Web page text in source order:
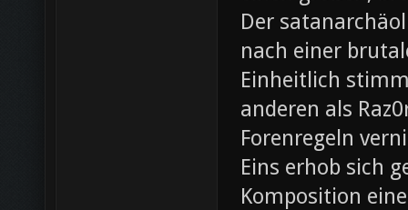
Der
nach einer
Einheitlich
anderen als
Forenregeln
Eins erhob sich
Komposition